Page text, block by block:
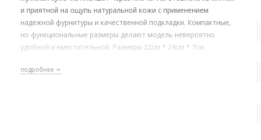
и приятной на ощупь натуральной кожи с применением
надежной фурнитуры и качественной подкладки. Компактные,
но функциональные размеры делают модель невероятно
удобной и вместительной. Размеры 22см * 24см * 7см
подробнее